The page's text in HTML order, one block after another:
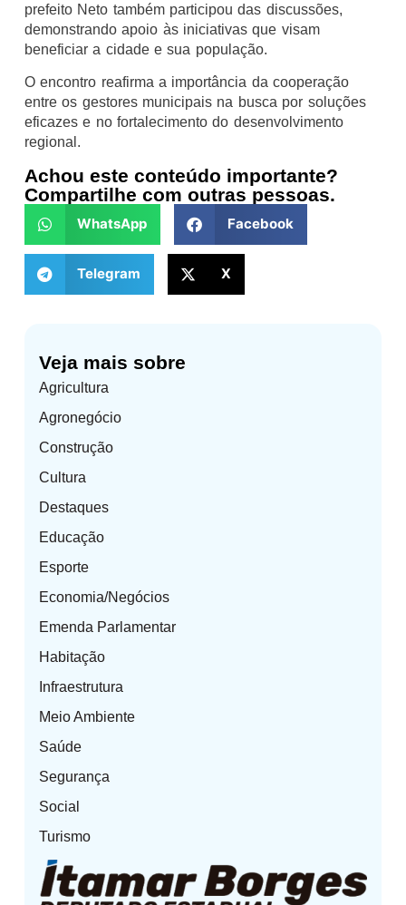
Veja mais sobre
Agricultura
Agronegócio
Construção
Cultura
Destaques
Educação
Esporte
Economia/Negócios
Emenda Parlamentar
Habitação
Infraestrutura
Meio Ambiente
Saúde
Segurança
Social
Turismo
prefeito Neto também participou das discussões,
demonstrando apoio às iniciativas que visam
beneficiar a cidade e sua população.
O encontro reafirma a importância da cooperação
entre os gestores municipais na busca por soluções
eficazes e no fortalecimento do desenvolvimento
regional.
Achou este conteúdo importante?
Compartilhe com outras pessoas.
WhatsApp Facebook
Telegram X